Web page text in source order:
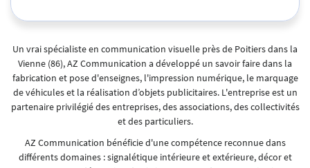
Un vrai spécialiste en communication visuelle près de Poitiers dans la
Vienne (86), AZ Communication a développé un savoir faire dans la
fabrication et pose d'enseignes, l'impression numérique, le marquage
de véhicules et la réalisation d’objets publicitaires. L'entreprise est un
partenaire privilégié des entreprises, des associations, des collectivités
et des particuliers.
AZ Communication bénéficie d'une compétence reconnue dans
différents domaines : signalétique intérieure et extérieure, décor et